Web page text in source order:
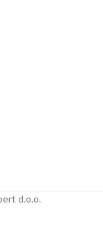
d.o.o.